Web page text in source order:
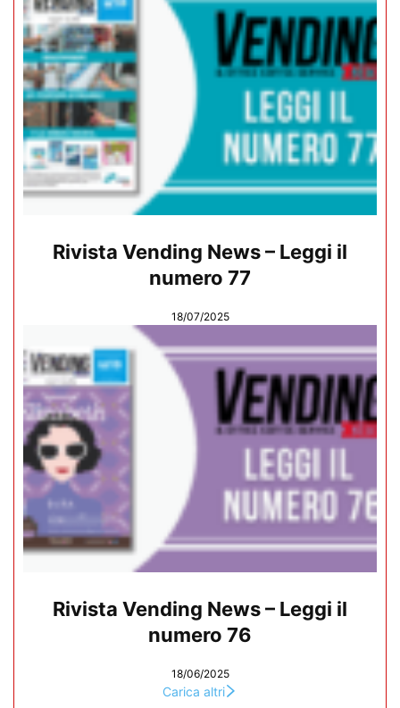
Rivista Vending News – Leggi il
numero 77
18/07/2025
Rivista Vending News – Leggi il
numero 76
18/06/2025
Carica altri